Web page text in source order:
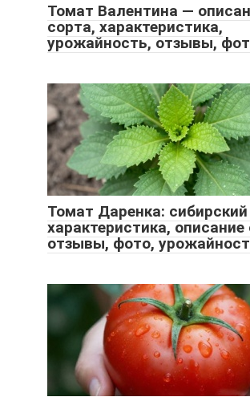
Томат Валентина —
сорта, характеристика,
урожайность, отзывы,
Томат Даренка:
характеристика, описание
отзывы, фото,